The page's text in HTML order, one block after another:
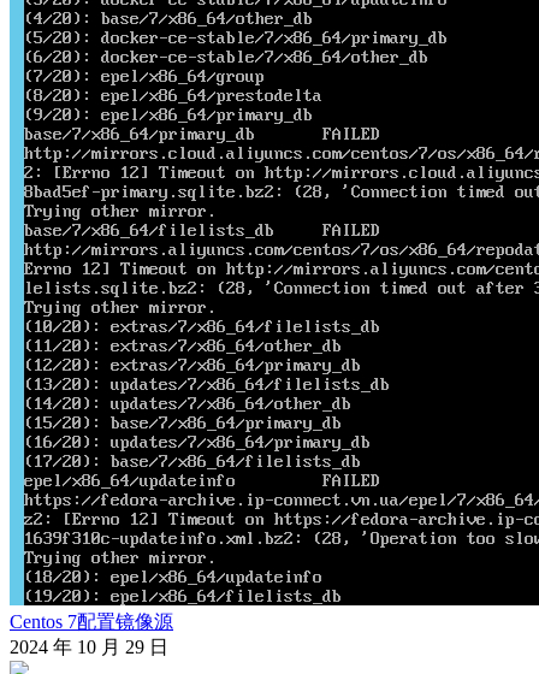
Centos 7配置镜像源
2024 年 10 月 29 日